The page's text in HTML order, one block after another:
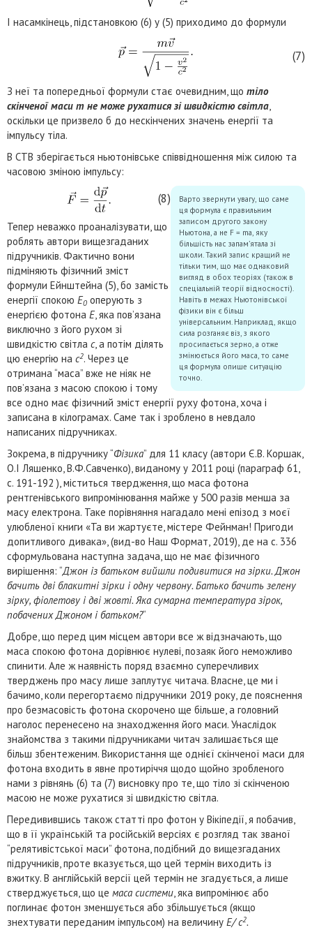
І насамкінець, підстановкою (6) у (5) приходимо до формули
(7)
З неї та попередньої формули стає очевидним, що тіло
скінченої маси m не може рухатися зі швидкістю світла
оскільки це призвело б до нескінчених значень енергії та
імпульсу тіла.
В СТВ зберігається ньютонівське співвідношення між силою та
часовою зміною імпульсу:
Варто звернути увагу, що саме
ця формула є правильним
записом другого закону
Ньютона, а не F = ma, яку
більшість нас запам’ятала зі
школи. Такий запис кращий не
тільки тим, що має однаковий
вигляд в обох теоріях (також в
спеціальній теорії відносності).
Навіть в межах Ньютонівської
фізики він є більш
універсальним. Наприклад, якщо
сила розганяє віз, з якого
просипається зерно, а отже
змінюється його маса, то саме
ця формула опише ситуацію
точно.
(8)
Тепер неважко проаналізувати, що
роблять автори вищезгаданих
підручників. Фактично вони
підміняють фізичний зміст
формули Ейнштейна (5), бо замість
енергії спокою E0 оперують з
енергією фотона E, яка пов’язана
виключно з його рухом зі
швидкістю світла с, а потім ділять
цю енергію на с2. Через це
отримана “маса” вже не ніяк не
пов’язана з масою спокою і тому
все одно має фізичний зміст енергії руху фотона, хоча і
записана в кілограмах. Саме так і зроблено в невдало
написаних підручниках.
Зокрема, в підручнику “Фізика” для 11 класу (автори Є.В. Коршак,
О.І Ляшенко, В.Ф.Савченко), виданому у 2011 році (параграф 61,
с. 191-192 ), міститься твердження, що маса фотона
рентгенівського випромінювання майже у 500 разів менша за
масу електрона. Таке порівняння нагадало мені епізод з моєї
улюбленої книги «Та ви жартуєте, містере Фейнман! Пригоди
допитливого дивака», (вид-во Наш Формат, 2019), де на с. 336
сформульована наступна задача, що не має фізичного
вирішення: “Джон із батьком вийшли подивитися на зірки. Джон
бачить дві блакитні зірки і одну червону. Батько бачить зелену
зірку, фіолетову і дві жовті. Яка сумарна температура зірок,
побачених Джоном і батьком?“
Добре, що перед цим місцем автори все ж відзначають, що
маса спокою фотона дорівнює нулеві, позаяк його неможливо
спинити. Але ж наявність поряд взаємно суперечливих
тверджень про масу лише заплутує читача. Власне, це ми і
бачимо, коли перегортаємо підручники 2019 року, де пояснення
про безмасовість фотона скорочено ще більше, а головний
наголос перенесено на знаходження його маси. Унаслідок
знайомства з такими підручниками читач залишається ще
більш збентеженим. Використання ще однієї скінченої маси для
фотона входить в явне протиріччя щодо щойно зробленого
нами з рівнянь (6) та (7) висновку про те, що тіло зі скінченою
масою не може рухатися зі швидкістю світла.
Передивившись також статті про фотон у Вікіпедії, я побачив,
що в її українській та російській версіях є розгляд так званої
“релятивістської маси” фотона, подібний до вищезгаданих
підручників, проте вказується, що цей термін виходить із
вжитку. В англійській версії цей термін не згадується, а лише
стверджується, що це маса системи, яка випромінює або
поглинає фотон зменшується або збільшується (якщо
знехтувати переданим імпульсом) на величину E/ с2.